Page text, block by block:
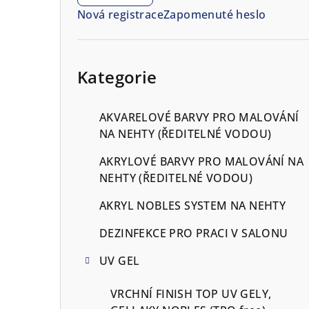
Nová registraceZapomenuté heslo
Kategorie
AKVARELOVÉ BARVY PRO MALOVÁNÍ
NA NEHTY (ŘEDITELNÉ VODOU)
AKRYLOVÉ BARVY PRO MALOVÁNÍ NA
NEHTY (ŘEDITELNÉ VODOU)
AKRYL NOBLES SYSTEM NA NEHTY
DEZINFEKCE PRO PRACI V SALONU
UV GEL
VRCHNÍ FINISH TOP UV GELY,